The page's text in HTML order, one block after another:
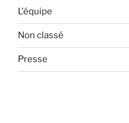
L'équipe
Non classé
Presse